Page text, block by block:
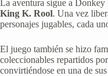
La aventura sigue a Donkey
King K. Rool. Una vez
personajes jugables, cada
El juego también se hizo
coleccionables repartidos
convirtiéndose en una de